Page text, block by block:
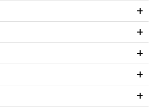
+
+
+
+
+